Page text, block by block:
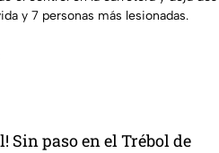
y 7 personas más lesionadas.
Sin paso en el Trébol de